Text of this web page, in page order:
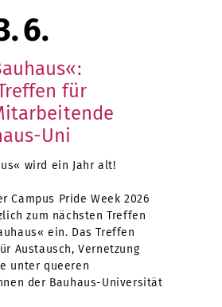
6
für
Uni
wird ein Jahr alt!
Campus Pride Week 2026
zum nächsten Treffen
ein. Das Treffen
Austausch, Vernetzung
unter queeren
der Bauhaus-Universität